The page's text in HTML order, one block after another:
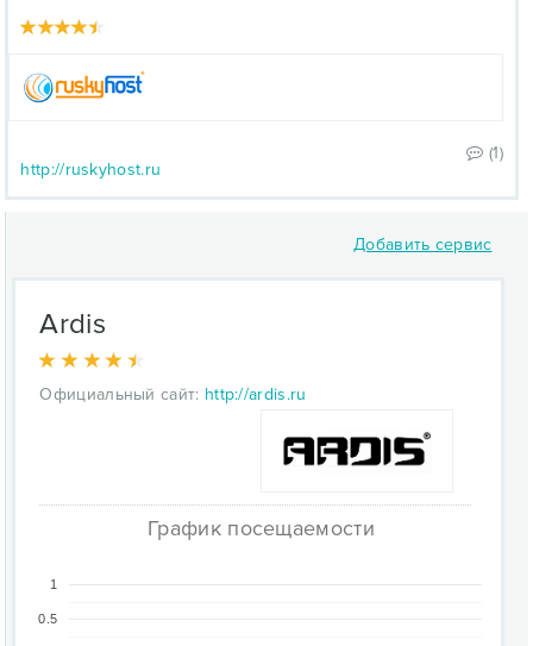
(1)
http://ruskyhost.ru
Добавить сервис
Ardis
Официальный сайт: http://ardis.ru
График посещаемости
0.5
1